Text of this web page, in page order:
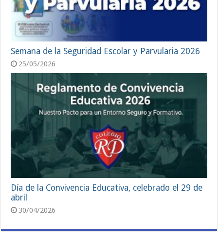
Semana de la Seguridad Escolar y Parvularia 2026
25/05/2026
Día de la Convivencia Educativa, celebrado el 29 de
abril
30/04/2026